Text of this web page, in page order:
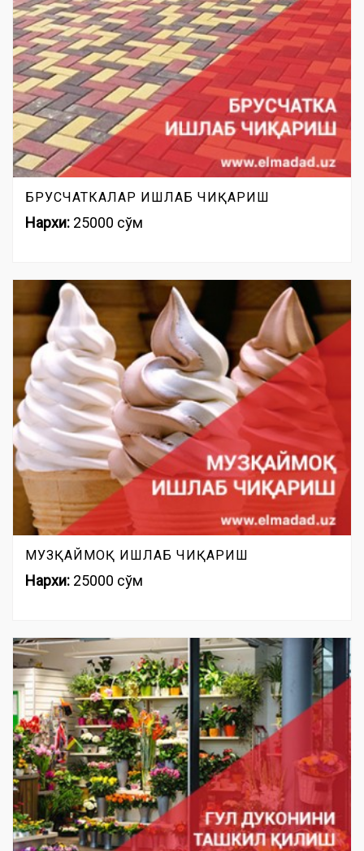
БРУСЧАТКАЛАР ИШЛАБ ЧИҚАРИШ
Нархи: 25000 сўм
МУЗҚАЙМОҚ ИШЛАБ ЧИҚАРИШ
Нархи: 25000 сўм